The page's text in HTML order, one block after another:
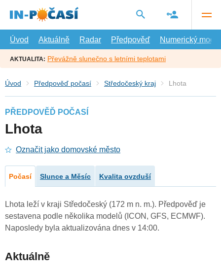
hlavní
Úvod
Aktuálně Radar Předpověď Numerický model
AKTUALITA: Převážně slunečno s letními teplotami
Úvod Předpověď počasí Středočeský kraj Lhota
PŘEDPOVĚĎ POČASÍ
Lhota
Označit jako domovské město
Počasí Slunce a Měsíc Kvalita ovzduší
Lhota leží v kraji Středočeský (172 m n. m.). Předpověď je
sestavena podle několika modelů (ICON, GFS, ECMWF).
Naposledy byla aktualizována dnes v 14:00.
Aktuálně